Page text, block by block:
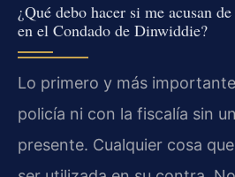
¿Qué debo hacer si me acusan
en el Condado de Dinwiddie?
Lo primero y más
policía ni con la fiscalía sin
presente. Cualquier cosa